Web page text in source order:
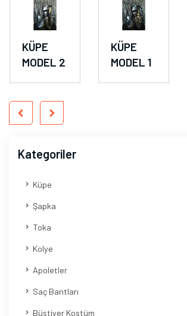
KÜPE
MODEL 2
KÜPE
MODEL 1
Kategoriler
Küpe
Şapka
Toka
Kolye
Apoletler
Saç Bantları
Büstiyer Kostüm